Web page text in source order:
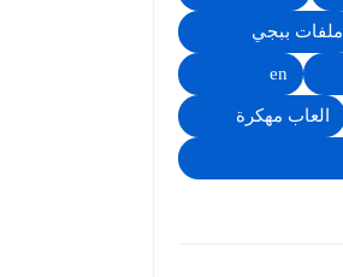
ملفات ببجي
en
العاب مهكرة